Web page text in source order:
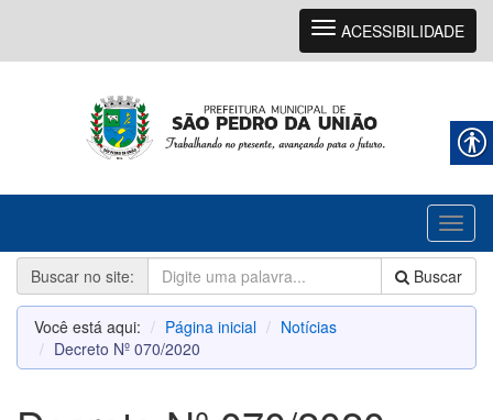
Navegação
ACESSIBILIDADE
Buscar no site:
Buscar
Você está aqui: Página inicial
Notícias
Decreto Nº 070/2020